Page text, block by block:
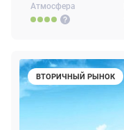
Атмосфера
ВТОРИЧНЫЙ РЫНОК